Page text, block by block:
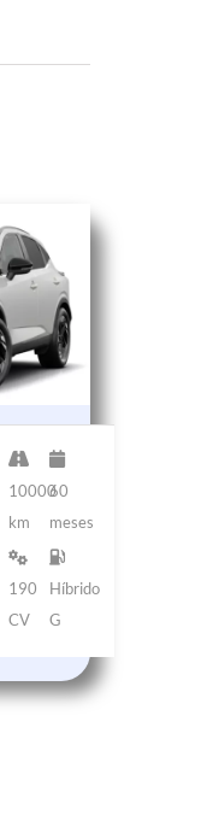
10000
km
60
meses
190
CV
Híbrido
G